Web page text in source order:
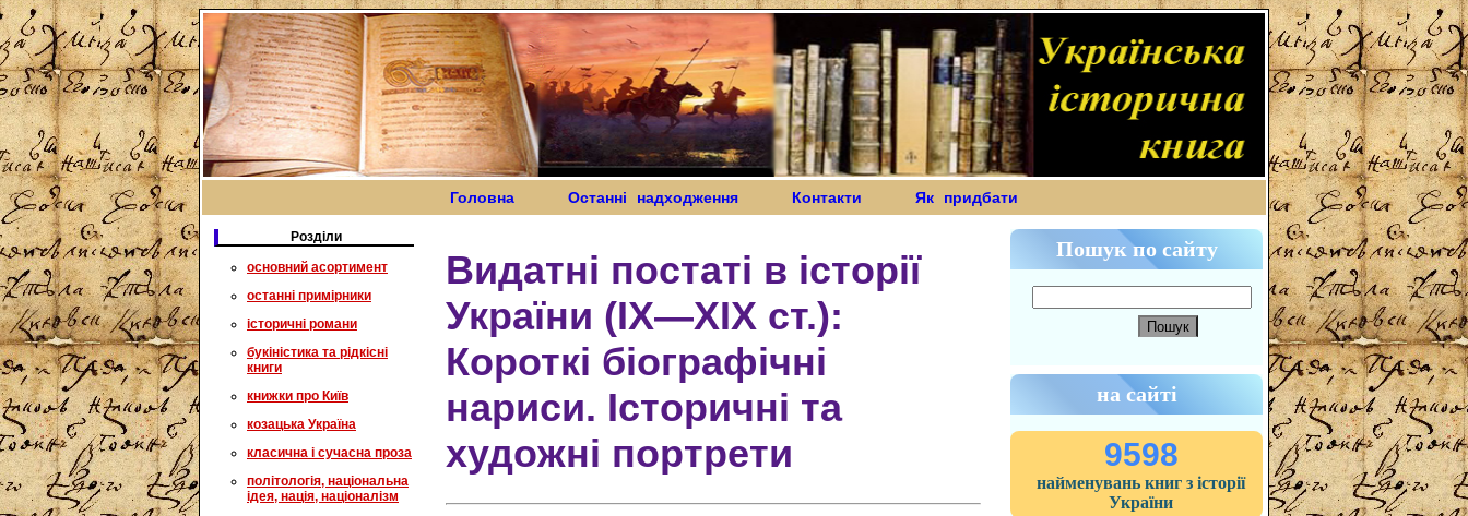
Головна Останні надходження Контакти Як придбати
Розділи
основний асортимент
останні примірники
історичні романи
букіністика та рідкісні
книги
книжки про Київ
козацька Україна
класична і сучасна проза
політологія, національна
ідея, нація, націоналізм
Видатні постаті в історії
України (IX—XIX ст.):
Короткі біографічні
нариси. Історичні та
художні портрети
Пошук по сайту
на сайті
9598
найменувань книг з історії
України